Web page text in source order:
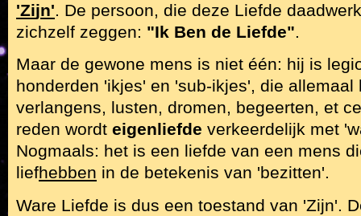
'Zijn'. De persoon, die deze Liefde
zichzelf zeggen: "Ik Ben de Liefde".
Maar de gewone mens is niet één: hij is
honderden 'ikjes' en 'sub-ikjes', die allemaal
verlangens, lusten, dromen, begeerten, et
reden wordt eigenliefde verkeerdelijk met
Nogmaals: het is een liefde van een mens
liefhebben in de betekenis van 'bezitten'.
Ware Liefde is dus een toestand van 'Zijn'.